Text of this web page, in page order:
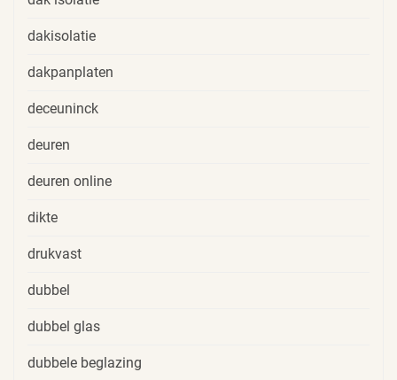
dakisolatie
dakpanplaten
deceuninck
deuren
deuren online
dikte
drukvast
dubbel
dubbel glas
dubbele beglazing